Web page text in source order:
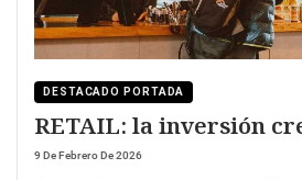
DESTACADO PORTADA
RETAIL: la inversión
9 De Febrero De 2026